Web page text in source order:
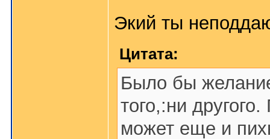
Экий ты
Цитата:
Было бы
того,:ни
может еще и